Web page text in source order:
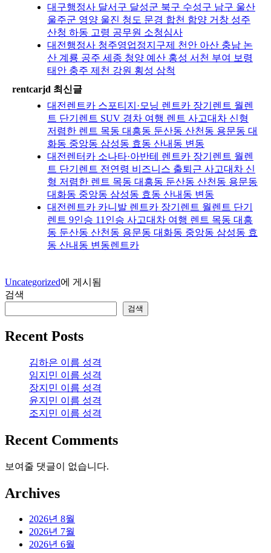
대구행정사 달서구 달성군 북구 수성구 남구 울산
울주군 영양 울진 청도 문경 합천 함양 거창 성주
산청 하동 고령 공무원 소청심사
대전행정사 청주영업정지구제 천안 아산 충남 논
산 계룡 공주 세종 청양 예산 홍성 서천 부여 보령
태안 충주 제천 강원 횡성 삼척
rentcarjd 최신글
대전렌트카 스포티지·모닝 렌트카 장기렌트 월렌
트 단기렌트 SUV 경차 여행 렌트 사고대차 신형
저렴한 렌트 목동 대흥동 둔산동 산천동 용문동 대
화동 중앙동 삼성동 효동 산내동 변동
대전렌터카 소나타·아반테 렌트카 장기렌트 월렌
트 단기렌트 전연령 비즈니스 출퇴근 사고대차 신
형 저렴한 렌트 목동 대흥동 둔산동 산천동 용문동
대화동 중앙동 삼성동 효동 산내동 변동
대전렌트카 카니발 렌트카 장기렌트 월렌트 단기
렌트 9인승 11인승 사고대차 여행 렌트 목동 대흥
동 둔산동 산천동 용문동 대화동 중앙동 삼성동 효
동 산내동 변동렌트카
Uncategorized에 게시됨
검색
검색
Recent Posts
김하은 이름 성격
임지민 이름 성격
장지민 이름 성격
윤지민 이름 성격
조지민 이름 성격
Recent Comments
보여줄 댓글이 없습니다.
Archives
2026년 8월
2026년 7월
2026년 6월